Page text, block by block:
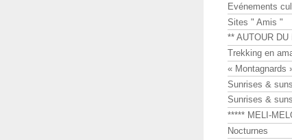
Evénements
Sites " Amis "
** AUTOUR DU
Trekking en
« Montagnards
Sunrises &
Sunrises &
***** MELI-
Nocturnes